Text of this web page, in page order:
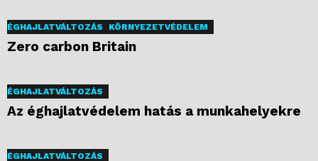
ÉGHAJLATVÁLTOZÁS KÖRNYEZETVÉDELEM
Zero carbon Britain
ÉGHAJLATVÁLTOZÁS
Az éghajlatvédelem hatás a munkahelyekre
ÉGHAJLATVÁLTOZÁS